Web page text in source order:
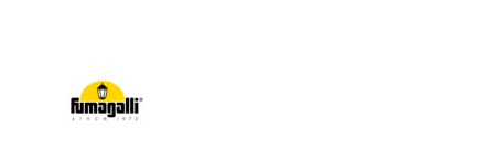
seleccionable
cantidad